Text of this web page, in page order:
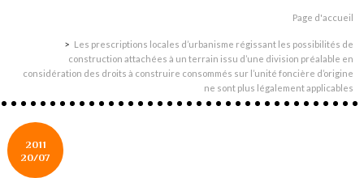
Page d'accueil
Les prescriptions locales d’urbanisme régissant les possibilités de
construction attachées à un terrain issu d’une division préalable en
considération des droits à construire consommés sur l’unité foncière d’origine
ne sont plus légalement applicables
2011
20/07